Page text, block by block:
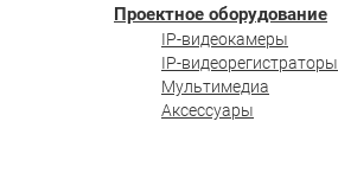
Проектное оборудование
IP-видеокамеры
IP-видеорегистраторы
Мультимедиа
Аксессуары